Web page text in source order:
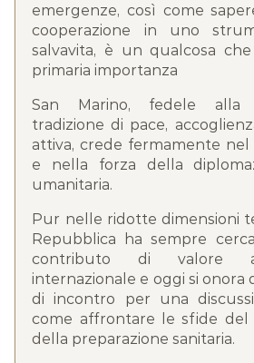
emergenze, così come
cooperazione in uno
salvavita, è un qualcosa
primaria importanza
San Marino, fedele alla
tradizione di pace,
attiva, crede fermamente
e nella forza della
umanitaria.
Pur nelle ridotte dimensioni
Repubblica ha sempre
contributo di valore
internazionale e oggi si onora
di incontro per una
come affrontare le sfide del
della preparazione sanitaria.